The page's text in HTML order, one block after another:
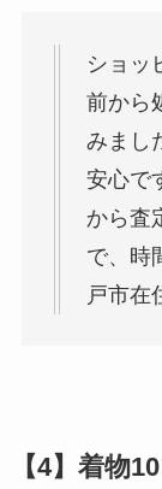
ショッ
前から
みまし
安心で
から査
で、時
戸市在
【4】着物